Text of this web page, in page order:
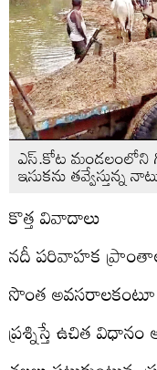
ఎస్‌.కోట మండలంలోని
ఇసుకను తవ్వేస్తున్న
కొత్త వివాదాలు
నదీ పరివాహక
సొంత
ప్రశ్నిస్తే ఉచిత